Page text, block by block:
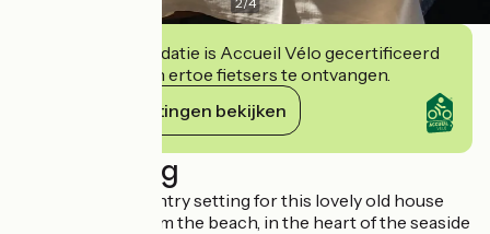
Deze accommodatie is Accueil Vélo gecertificeerd
en verbindt zich ertoe fietsers te ontvangen.
Haar verplichtingen bekijken
Beschrijving
An authentic country setting for this lovely old house
situated 100m from the beach, in the heart of the seaside